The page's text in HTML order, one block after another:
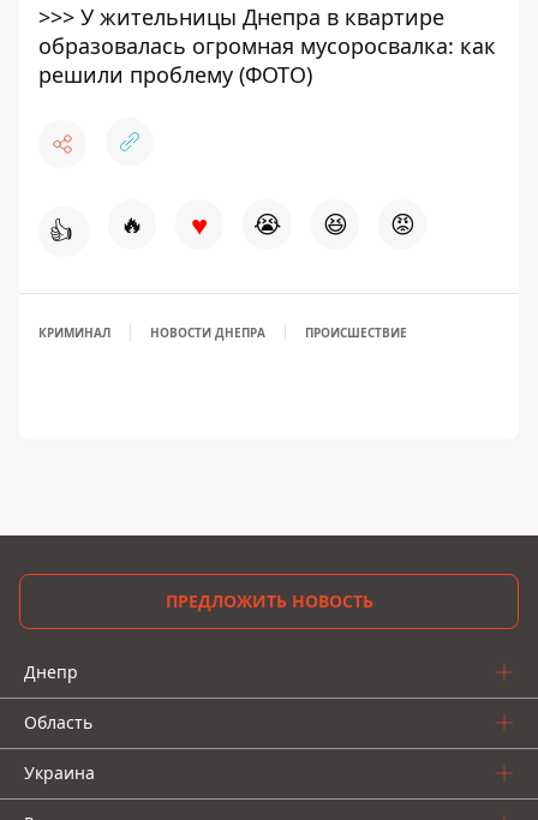
>>> У жительницы Днепра в квартире
образовалась огромная мусоросвалка: как
решили проблему (ФОТО)
👍 🔥 ♥ 😭 😆 😡
КРИМИНАЛ НОВОСТИ ДНЕПРА ПРОИСШЕСТВИЕ
ПРЕДЛОЖИТЬ НОВОСТЬ
Днепр
Область
Украина